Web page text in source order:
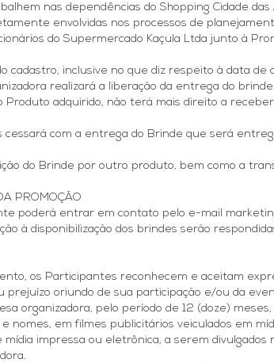
nas dependências do Shopping Cidade
envolvidas nos processos de
do Supermercado Kaçula Ltda junto à
cadastro, inclusive no que diz respeito à data
realizará a liberação da entrega do brinde.
Produto adquirido, não terá mais direito a
com a entrega do Brinde que será
do Brinde por outro produto, bem como a
PROMOÇÃO
poderá entrar em contato pelo e-mail
à disponibilização dos brindes serão
os Participantes reconhecem e aceitam
oriundo de sua participação e/ou da
organizadora, pelo período de 12 (doze)
nomes, em filmes publicitários veiculados em
impressa ou eletrônica, a serem